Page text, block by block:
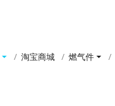
淘宝商城 燃气件